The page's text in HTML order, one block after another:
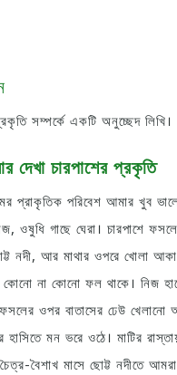
সম্পর্কে একটি অনুচ্ছেদ লিখি।
দেখা চারপাশের প্রকৃতি
প্রাকৃতিক পরিবেশ আমার খুব
ওষুধি গাছে ঘেরা। চারপাশে
নদী, আর মাথার ওপরে খোলা
কোনো না কোনো ফল থাকে। নিজ
ওপর বাতাসের ঢেউ খেলানো
হাসিতে মন ভরে ওঠে। মাটির
বৈশাখ মাসে ছোট্ট নদীতে